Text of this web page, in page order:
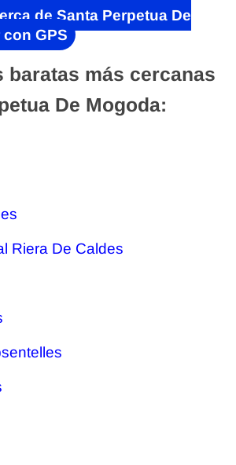
de Santa Perpetua De
GPS
baratas más cercanas
De Mogoda:
Riera De Caldes